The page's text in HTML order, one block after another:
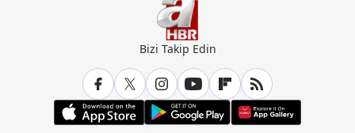
Bizi Takip Edin